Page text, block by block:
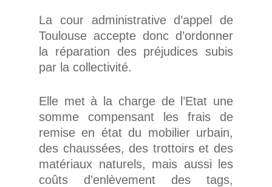
La cour administrative d’appel de
Toulouse accepte donc d’ordonner
la réparation des préjudices subis
par la collectivité.
Elle met à la charge de l’Etat une
somme compensant les frais de
remise en état du mobilier urbain,
des chaussées, des trottoirs et des
matériaux naturels, mais aussi les
coûts d’enlèvement des tags,